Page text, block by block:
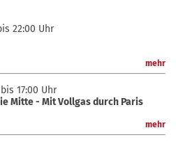
22:00 Uhr
mehr
17:00 Uhr
Mitte - Mit Vollgas durch Paris
mehr